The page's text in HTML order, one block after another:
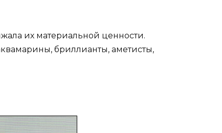
их материальной ценности.
бриллианты, аметисты,